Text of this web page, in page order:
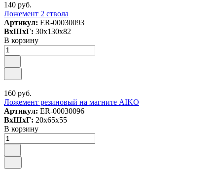
140 руб.
Ложемент 2 ствола
Артикул: ER-00030093
ВxШxГ: 30x130x82
В корзину
160 руб.
Ложемент резиновый на магните AIKO
Артикул: ER-00030096
ВxШxГ: 20x65x55
В корзину